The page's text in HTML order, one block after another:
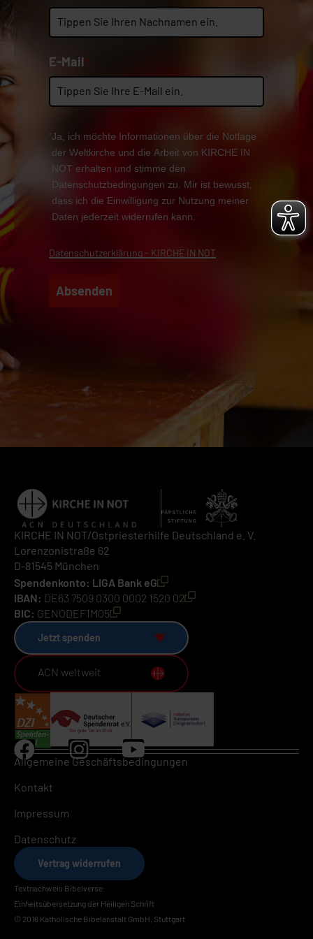
E-Mail*
Ja, ich möchte Informationen über die Notlage
der Weltkirche und die Arbeit von KIRCHE IN
NOT erhalten und stimme den
Datenschutzbedingungen zu. Mir ist bewusst,
dass ich die Einwilligung zur Nutzung meiner
Daten jederzeit widerrufen kann. *
Datenschutzerklärung - KIRCHE IN NOT
Absenden
KIRCHE IN NOT/Ostpriesterhilfe Deutschland e. V.
Lorenzonistraße 62
D-81545 München
Spendenkonto: LIGA Bank eG
IBAN: DE63 7509 0300 0002 1520 02
BIC: GENODEF1M05
Jetzt spenden
ACN weltweit
Allgemeine Geschäftsbedingungen
Kontakt
Impressum
Datenschutz
Vertrag widerrufen
Textnachweis Bibelverse:
Einheitsübersetzung der Heiligen Schrift
© 2016 Katholische Bibelanstalt GmbH, Stuttgart